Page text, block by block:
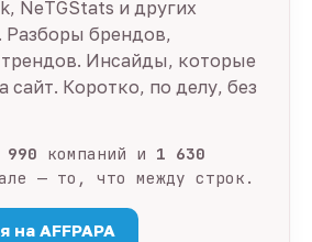
NeTGStats и других
Разборы брендов,
трендов. Инсайды, которые
сайт. Коротко, по делу, без
990 компаний и 1 630
— то, что между строк.
на AFFPAPA